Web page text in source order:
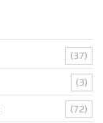
(37)
(3)
(72)